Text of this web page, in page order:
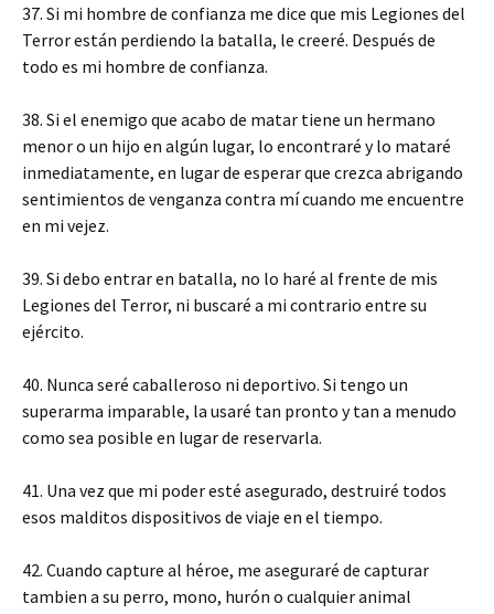
37. Si mi hombre de confianza me dice que mis Legiones del
Terror están perdiendo la batalla, le creeré. Después de
todo es mi hombre de confianza.
38. Si el enemigo que acabo de matar tiene un hermano
menor o un hijo en algún lugar, lo encontraré y lo mataré
inmediatamente, en lugar de esperar que crezca abrigando
sentimientos de venganza contra mí cuando me encuentre
en mi vejez.
39. Si debo entrar en batalla, no lo haré al frente de mis
Legiones del Terror, ni buscaré a mi contrario entre su
ejército.
40. Nunca seré caballeroso ni deportivo. Si tengo un
superarma imparable, la usaré tan pronto y tan a menudo
como sea posible en lugar de reservarla.
41. Una vez que mi poder esté asegurado, destruiré todos
esos malditos dispositivos de viaje en el tiempo.
42. Cuando capture al héroe, me aseguraré de capturar
tambien a su perro, mono, hurón o cualquier animal